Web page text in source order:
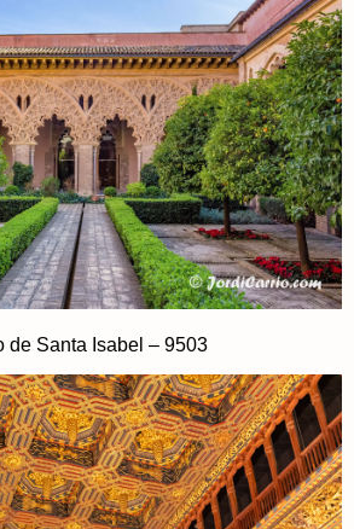
de Santa Isabel – 9503